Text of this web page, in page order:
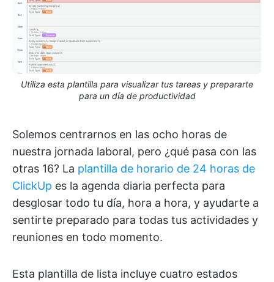
Utiliza esta plantilla para visualizar tus tareas y prepararte
para un día de productividad
Solemos centrarnos en las ocho horas de
nuestra jornada laboral, pero ¿qué pasa con las
otras 16? La plantilla de horario de 24 horas de
ClickUp es la agenda diaria perfecta para
desglosar todo tu día, hora a hora, y ayudarte a
sentirte preparado para todas tus actividades y
reuniones en todo momento.
Esta plantilla de lista incluye cuatro estados